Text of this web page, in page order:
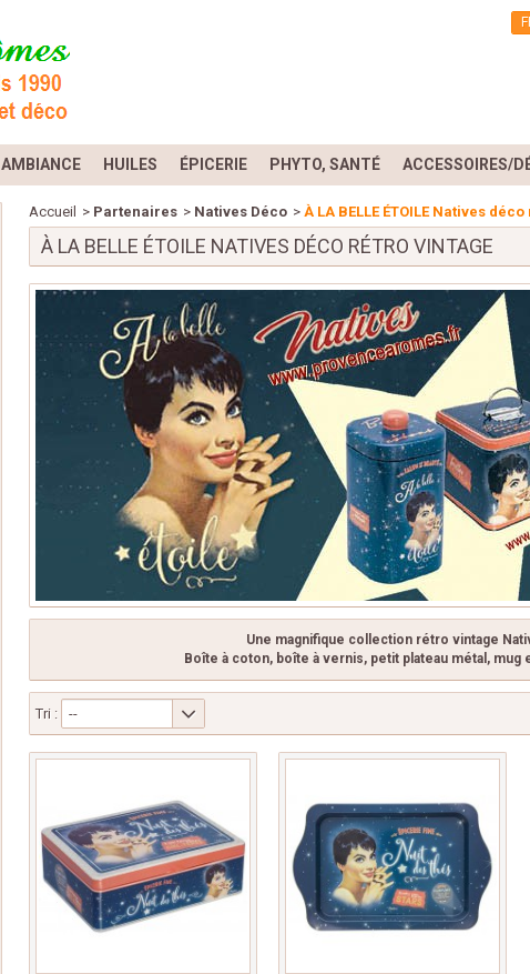
AMBIANCE HUILES ÉPICERIE PHYTO, SANTÉ ACCESSOIRES/
Accueil > Partenaires > Natives Déco > À LA BELLE ÉTOILE Natives
À LA BELLE ÉTOILE NATIVES DÉCO RÉTRO VINTAGE
Une magnifique collection rétro vintage
Boîte à coton, boîte à vernis, petit plateau métal,
Tri : --